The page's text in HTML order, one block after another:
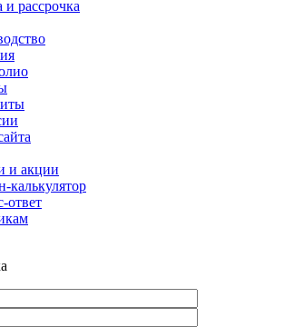
и рассрочка
и акции
калькулятор
ответ